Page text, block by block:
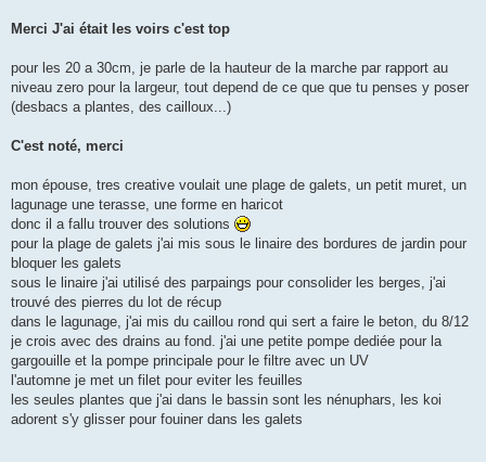
Merci J'ai était les voirs c'est top
pour les 20 a 30cm, je parle de la hauteur de la marche par rapport au
niveau zero pour la largeur, tout depend de ce que que tu penses y poser
(desbacs a plantes, des cailloux...)
C'est noté, merci
mon épouse, tres creative voulait une plage de galets, un petit muret, un
lagunage une terasse, une forme en haricot
donc il a fallu trouver des solutions
pour la plage de galets j'ai mis sous le linaire des bordures de jardin pour
bloquer les galets
sous le linaire j'ai utilisé des parpaings pour consolider les berges, j'ai
trouvé des pierres du lot de récup
dans le lagunage, j'ai mis du caillou rond qui sert a faire le beton, du 8/12
je crois avec des drains au fond. j'ai une petite pompe dediée pour la
gargouille et la pompe principale pour le filtre avec un UV
l'automne je met un filet pour eviter les feuilles
les seules plantes que j'ai dans le bassin sont les nénuphars, les koi
adorent s'y glisser pour fouiner dans les galets